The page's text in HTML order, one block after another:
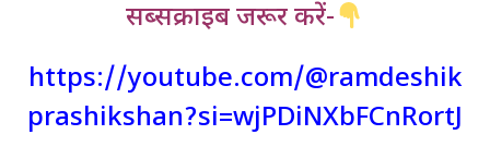
सब्सक्राइब जरूर करें-
https://youtube.com/@ramdeshik
prashikshan?si=wjPDiNXbFCnRortJ